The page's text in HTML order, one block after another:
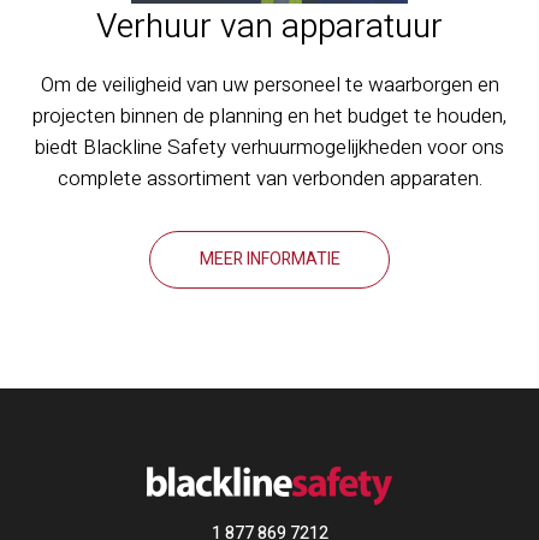
Verhuur van apparatuur
Om de veiligheid van uw personeel te waarborgen en
projecten binnen de planning en het budget te houden,
biedt Blackline Safety verhuurmogelijkheden voor ons
complete assortiment van verbonden apparaten.
MEER INFORMATIE
1 877 869 7212